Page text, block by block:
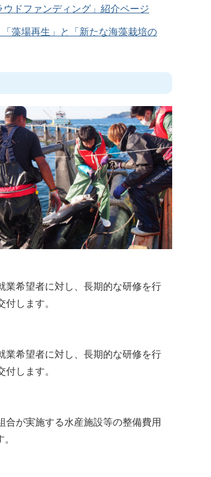
ドファンディング」紹介ページ
藻場再生」と「新たな海藻栽培の
業希望者に対し、長期的な研修を行
します。
業希望者に対し、長期的な研修を行
します。
が実施する水産施設等の整備費用